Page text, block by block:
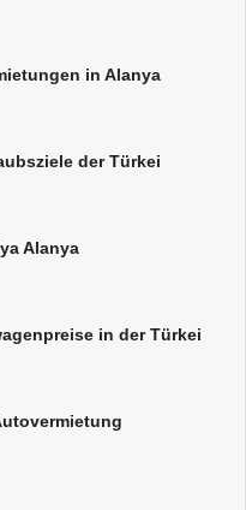
in Alanya
der Türkei
Alanya
in der Türkei